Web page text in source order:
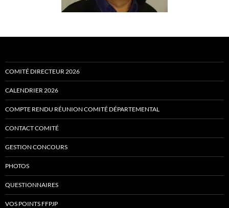
COMITÉ DIRECTEUR 2026
CALENDRIER 2026
COMPTE RENDU RÉUNION COMITÉ DÉPARTEMENTAL
CONTACT COMITÉ
GESTION CONCOURS
PHOTOS
QUESTIONNAIRES
VOS POINTS FFPJP